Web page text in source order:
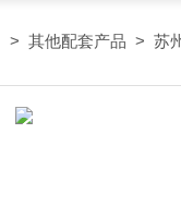
> 其他配套产品 > 苏